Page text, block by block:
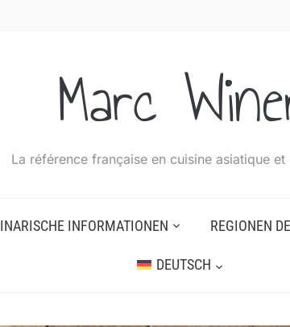
Marc
La référence française en cuisine asiatique et
INFORMATIONEN REGIONEN
DEUTSCH